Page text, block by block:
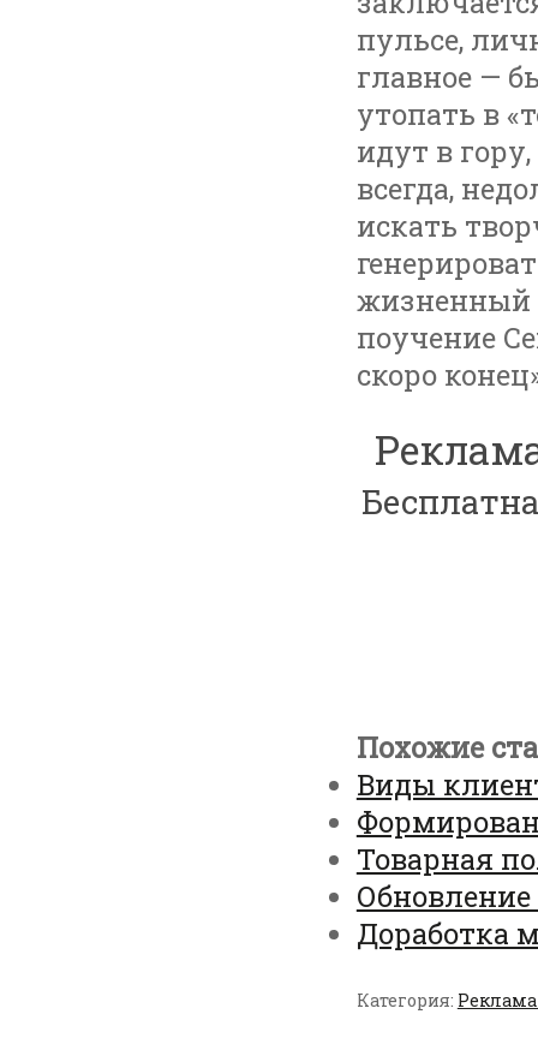
пульсе,
главное —
утопать в
идут в
всегда,
искать
жизненный
поучение
скоро
Похожие
Виды
Товарная
Обновление
Доработка
Категория: Реклама